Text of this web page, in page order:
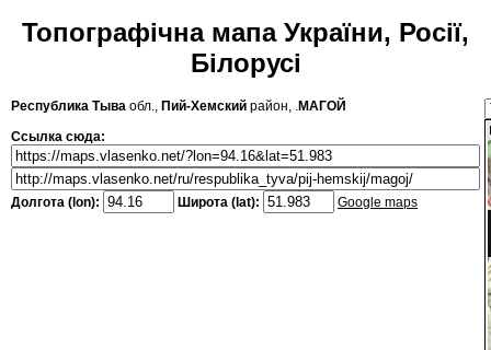
Топографічна мапа України, Росії,
Білорусі
Республика Тыва обл., Пий-Хемский район, .МАГОЙ
Ссылка сюда:
Долгота (lon): Широта (lat): Google maps